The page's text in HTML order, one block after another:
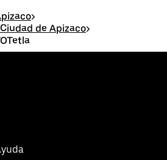
>
de Apizaco>